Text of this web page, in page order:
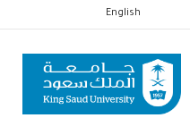
إلى
المحتوى
الرئيسي
English